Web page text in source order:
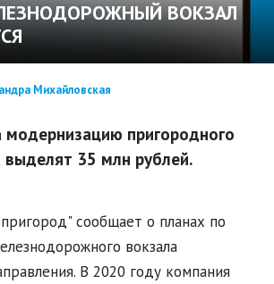
ВОКЗАЛ
Михайловская
модернизацию пригородного
выделят 35 млн рублей.
сообщает о планах по
вокзала
В 2020 году компания